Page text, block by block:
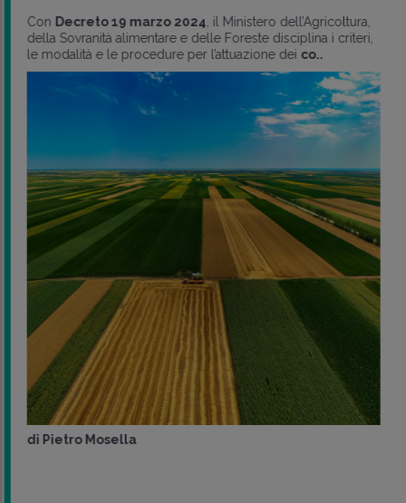
Con Decreto 19 marzo 2024, il Ministero dell’Agricoltura,
della Sovranità alimentare e delle Foreste disciplina i criteri,
le modalità e le procedure per l’attuazione dei co..
diPietro Mosella